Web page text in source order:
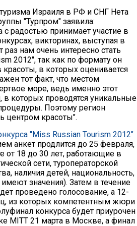
Израиля в РФ и СНГ Нета
"Турпром" заявила:
радостью принимает участие в
викторинах, выступая в
раз нам очень интересно стать
2012", так как по формату он
красоты, в которых оценивается
тот факт, что местом
море, ведь именно этот
в которых проводятся уникальные
Поэтому регион
центром красоты".
"Miss Russian Tourism 2012"
анкет продлится до 25 февраля,
от 18 до 30 лет, работающие в
сети, туроператорской
наличия детей, национальность,
значения). Затем в течение
проведено голосование, а 12-
из которых компетентным жюри
конкурса будет приурочен
MITT 21 марта в Москве, а финал